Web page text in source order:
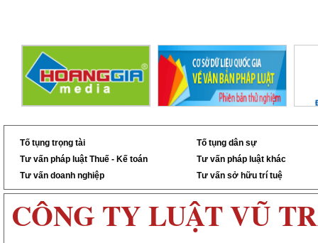
Tố tụng trọng tài
Tố tụng dân sự
Tư vấn pháp luật Thuế - Kế toán
Tư vấn pháp luật khác
Tư vấn doanh nghiệp
Tư vấn sở hữu trí tuệ
CÔNG TY LUẬT VŨ